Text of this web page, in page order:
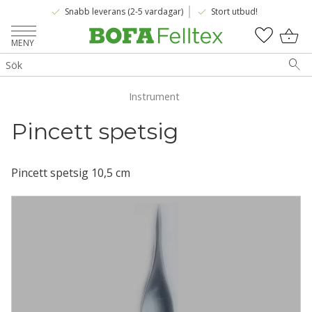
Meny
done Snabb leverans (2-5 vardagar) done Stort utbud!
Instrument
Pincett spetsig
Pincett spetsig 10,5 cm